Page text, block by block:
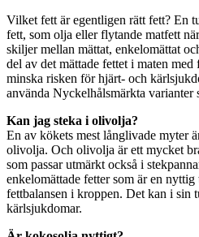
Vilket fett är egentligen rätt fett? En
fett, som olja eller flytande matfett
skiljer mellan mättat, enkelomättat
del av det mättade fettet i maten
minska risken för hjärt- och
använda Nyckelhålsmärkta
Kan jag steka i olivolja?
En av kökets mest långlivade myter
olivolja. Och olivolja är ett mycket
som passar utmärkt också i
enkelomättade fetter som är en
fettbalansen i kroppen. Det kan i sin
kärlsjukdomar.